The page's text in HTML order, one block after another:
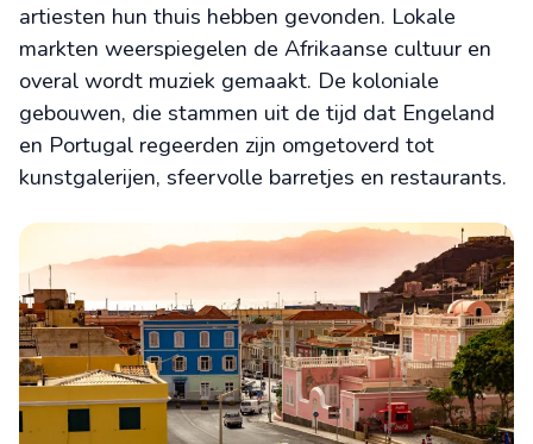
artiesten hun thuis hebben gevonden. Lokale
markten weerspiegelen de Afrikaanse cultuur en
overal wordt muziek gemaakt. De koloniale
gebouwen, die stammen uit de tijd dat Engeland
en Portugal regeerden zijn omgetoverd tot
kunstgalerijen, sfeervolle barretjes en restaurants.